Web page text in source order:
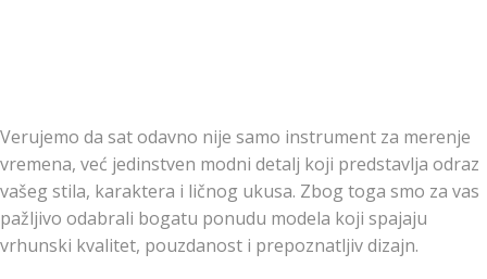
Verujemo da sat odavno nije samo instrument za merenje
vremena, već jedinstven modni detalj koji predstavlja odraz
vašeg stila, karaktera i ličnog ukusa. Zbog toga smo za vas
pažljivo odabrali bogatu ponudu modela koji spajaju
vrhunski kvalitet, pouzdanost i prepoznatljiv dizajn.